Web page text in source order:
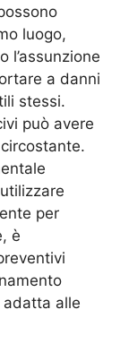
luogo,
l’assunzione
a danni
stessi.
può avere
per
è
alle